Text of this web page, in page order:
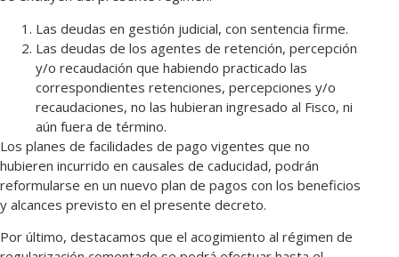
Las deudas en gestión judicial, con sentencia firme.
Las deudas de los agentes de retención, percepción
y/o recaudación que habiendo practicado las
correspondientes retenciones, percepciones y/o
recaudaciones, no las hubieran ingresado al Fisco, ni
aún fuera de término.
Los planes de facilidades de pago vigentes que no
hubieren incurrido en causales de caducidad, podrán
reformularse en un nuevo plan de pagos con los beneficios
y alcances previsto en el presente decreto.
Por último, destacamos que el acogimiento al régimen de